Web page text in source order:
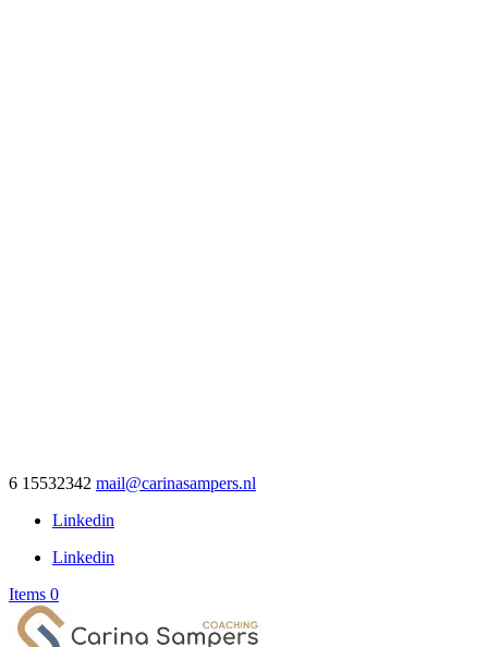
6 15532342 mail@carinasampers.nl
Linkedin
Linkedin
Items 0